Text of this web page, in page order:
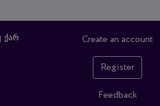
ᲥᲐᲠ Create an account
Register
Feedback